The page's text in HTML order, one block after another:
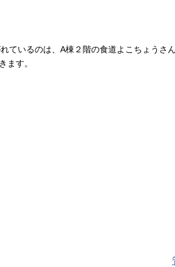
ているのは、A棟２階の食道よこちょうさん
ます。